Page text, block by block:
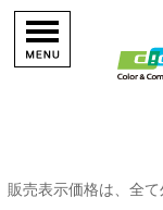
販売表示価格は、全